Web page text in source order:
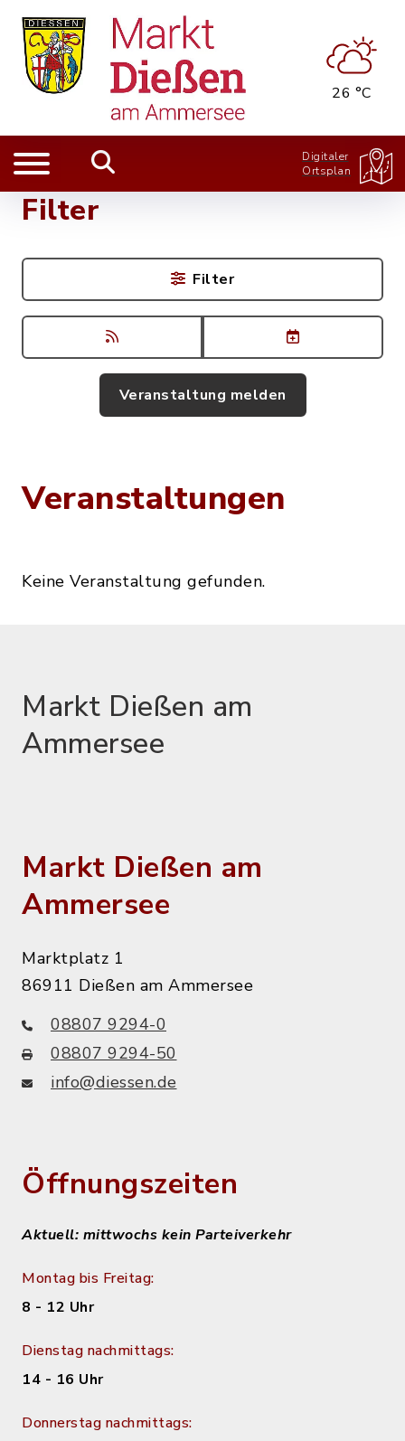
26 °C
Digitaler
Ortsplan
Veranstaltungen
Keine Veranstaltung gefunden.
Filter
Filter
Veranstaltung melden
Markt Dießen am
Ammersee
Markt Dießen am
Ammersee
Marktplatz 1
86911 Dießen am Ammersee
08807 9294-0
08807 9294-50
info@diessen.de
Öffnungszeiten
Aktuell: mittwochs kein Parteiverkehr
Montag bis Freitag:
8 - 12 Uhr
Dienstag nachmittags:
14 - 16 Uhr
Donnerstag nachmittags: